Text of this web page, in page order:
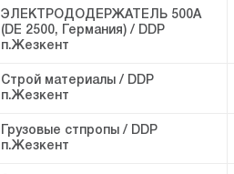
ЭЛЕКТРОДОДЕРЖАТЕЛЬ 500A
(DE 2500, Германия) / DDP
п.Жезкент
Строй материалы / DDP
п.Жезкент
Грузовые стпропы / DDP
п.Жезкент